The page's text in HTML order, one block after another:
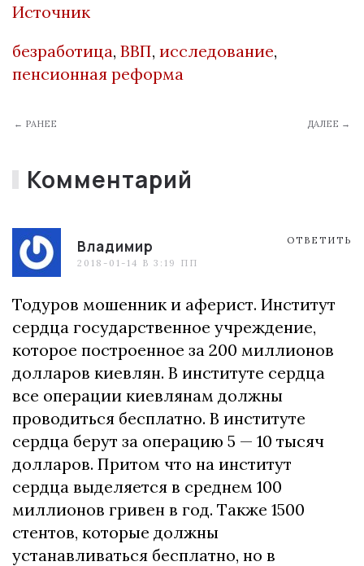
Источник
безработица, ВВП, исследование,
пенсионная реформа
← РАНЕЕ ДАЛЕЕ →
Комментарий
Владимир
2018-01-14 В 3:19 ПП
ОТВЕТИТЬ
Тодуров мошенник и аферист. Институт
сердца государственное учреждение,
которое построенное за 200 миллионов
долларов киевлян. В институте сердца
все операции киевлянам должны
проводиться бесплатно. В институте
сердца берут за операцию 5 — 10 тысяч
долларов. Притом что на институт
сердца выделяется в среднем 100
миллионов гривен в год. Также 1500
стентов, которые должны
устанавливаться бесплатно, но в